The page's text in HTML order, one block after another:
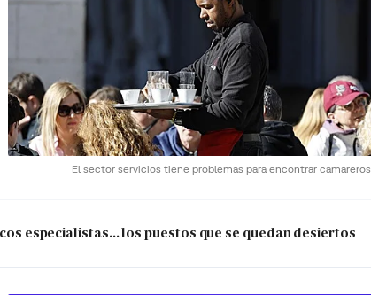
El sector servicios tiene problemas para encontrar camareros.
especialistas... los puestos que se quedan desiertos